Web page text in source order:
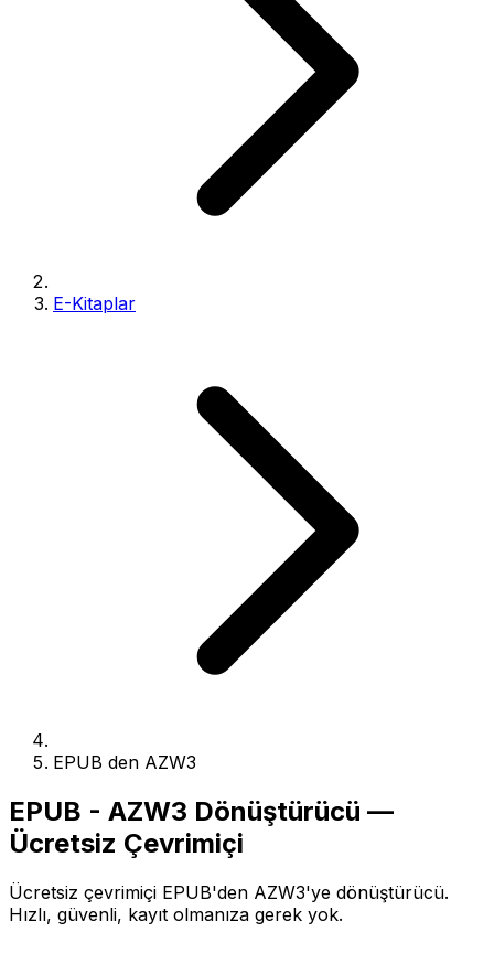
E-Kitaplar
EPUB den AZW3
EPUB - AZW3 Dönüştürücü —
Ücretsiz Çevrimiçi
Ücretsiz çevrimiçi EPUB'den AZW3'ye dönüştürücü.
Hızlı, güvenli, kayıt olmanıza gerek yok.